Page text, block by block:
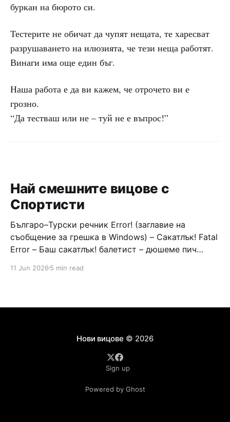
буркан на бюрото си.
Тестерите не обичат да чупят нещата, те харесват
разрушаването на илюзията, че тези неща работят.
Винаги има още един бъг.
Наша работа е да ви кажем, че отрочето ви е
грозно.
“Да тестваш или не – туй не е въпрос!”
Най смешните вицове с
Спортисти
Българо–Турски речник Error! (заглавие на
съобщение за грешка в Windows) – Сакатлък! Fatal
Error – Баш сакатлък! балетист – дюшеме пич
Война и мир – Патаклама и рахатлък Cancel –
дявола – дур базик шаркан бабана сакатлък Двама
11 Jun 2026 5 min read
Нови вицове © 2026
Sign up
Powered by Ghost